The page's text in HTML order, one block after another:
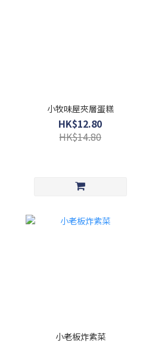
小牧味屋夾層蛋糕
HK$12.80
HK$14.80
小老板炸紫菜